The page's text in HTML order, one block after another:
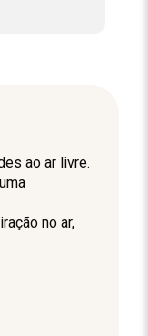
ao ar livre.
no ar,